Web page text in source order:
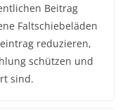
Beitrag
Faltschiebeläden
reduzieren,
schützen und
sind.